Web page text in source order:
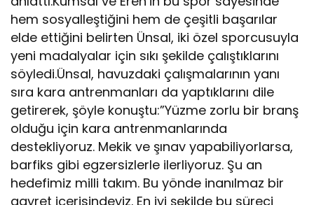
hem sosyalleştiğini hem de çeşitli başarılar
elde ettiğini belirten Ünsal, iki özel sporcusuyla
yeni madalyalar için sıkı şekilde çalıştıklarını
söyledi.Ünsal, havuzdaki çalışmalarının yanı
sıra kara antrenmanları da yaptıklarını dile
getirerek, şöyle konuştu:”Yüzme zorlu bir branş
olduğu için kara antrenmanlarında
destekliyoruz. Mekik ve şınav yapabiliyorlarsa,
barfiks gibi egzersizlerle ilerliyoruz. Şu an
hedefimiz milli takım. Bu yönde inanılmaz bir
gayret içerisindeyiz. En iyi şekilde bu süreci